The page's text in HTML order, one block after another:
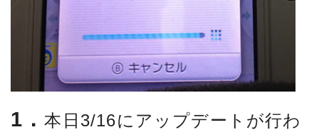
1．本日3/16にアップデートが行わ